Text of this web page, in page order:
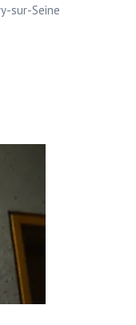
sur-Seine